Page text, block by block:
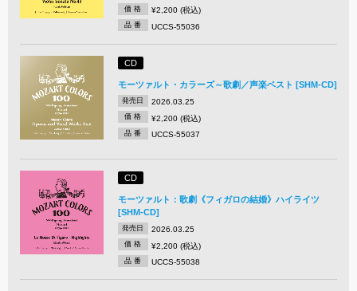
価 格 ¥2,200 (税込)
品 番 UCCS-55036
CD
モーツァルト・カラーズ～歌劇／声楽ベスト [SHM-CD]
発売日 2026.03.25
価 格 ¥2,200 (税込)
品 番 UCCS-55037
CD
モーツァルト：歌劇《フィガロの結婚》ハイライツ
[SHM-CD]
発売日 2026.03.25
価 格 ¥2,200 (税込)
品 番 UCCS-55038